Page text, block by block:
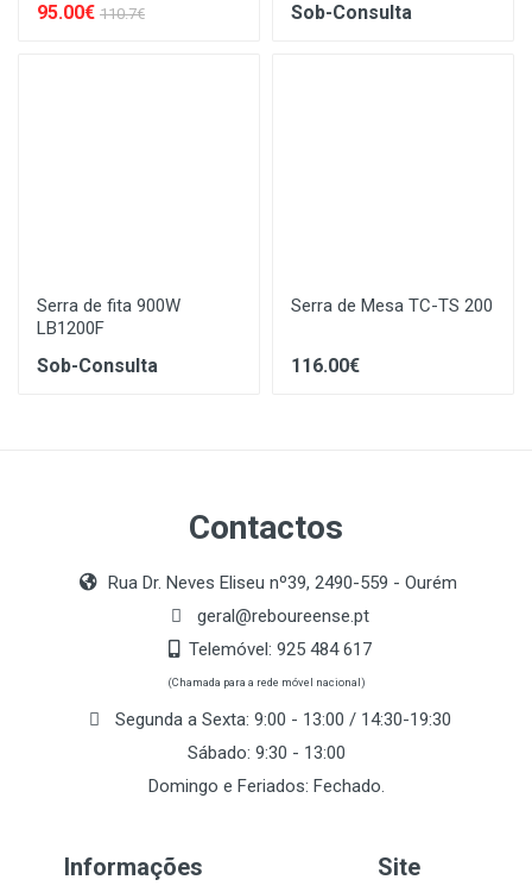
95.00€ 110.7€ Sob-Consulta
Serra de fita 900W
LB1200F
Sob-Consulta
Serra de Mesa TC-TS 200
116.00€
Contactos
Rua Dr. Neves Eliseu nº39, 2490-559 - Ourém
geral@reboureense.pt
Telemóvel: 925 484 617
(Chamada para a rede móvel nacional)
Segunda a Sexta: 9:00 - 13:00 / 14:30-19:30
Sábado: 9:30 - 13:00
Domingo e Feriados: Fechado.
Informações Site